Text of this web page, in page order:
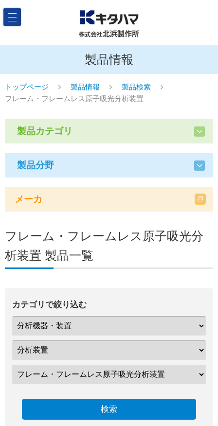
製品情報
トップページ 製品情報
製品検索
フレーム・フレームレス原子吸光分析装置
製品カテゴリ
製品分野
メーカ
フレーム・フレームレス原子吸光分
析装置 製品一覧
カテゴリで絞り込む
検索